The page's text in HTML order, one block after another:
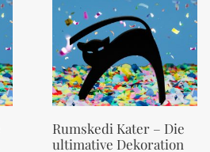
Rumskedi Kater – Die
ultimative Dekoration